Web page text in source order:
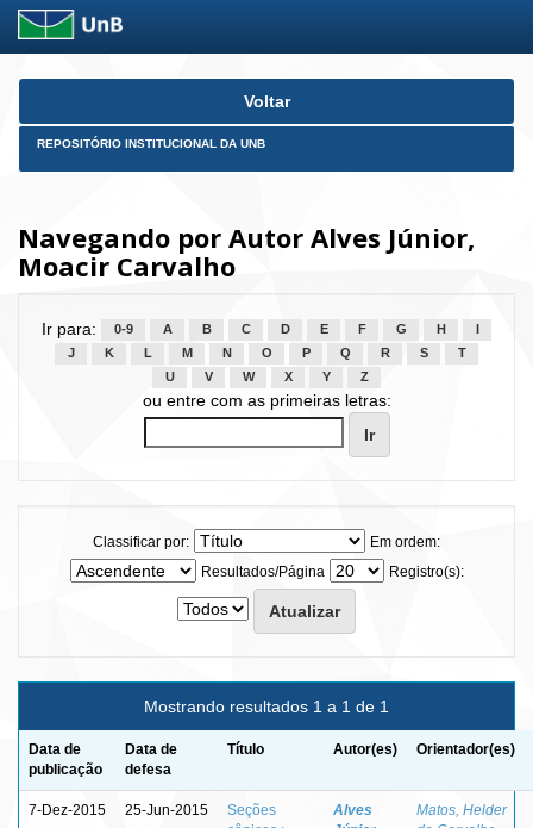
Skip
Voltar
REPOSITÓRIO INSTITUCIONAL DA UNB
Navegando por Autor Alves Júnior,
Moacir Carvalho
Ir para: 0-9 A B C D E F G H
J
K L M N O P Q R S
T
U
V W X Y Z
ou entre com as primeiras letras:
Classificar por:
Em ordem:
Resultados/Página
Registro(s):
Mostrando resultados 1 a 1 de 1
Data de
publicação
Data de
defesa
Título Autor(es) Orientador(es)
7-Dez-2015 25-Jun-2015
Seções
Alves
Matos, Helder